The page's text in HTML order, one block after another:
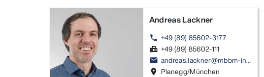
Andreas Lackner
phone +49 (89) 85602-3177
fax +49 (89) 85602-111
email andreas.lackner@mbbm-ind.com
location_on Planegg/München